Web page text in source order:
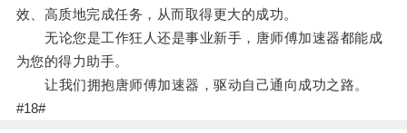
效、高质地完成任务，从而取得更大的成功。
无论您是工作狂人还是事业新手，唐师傅加速器都能成
为您的得力助手。
让我们拥抱唐师傅加速器，驱动自己通向成功之路。
#18#